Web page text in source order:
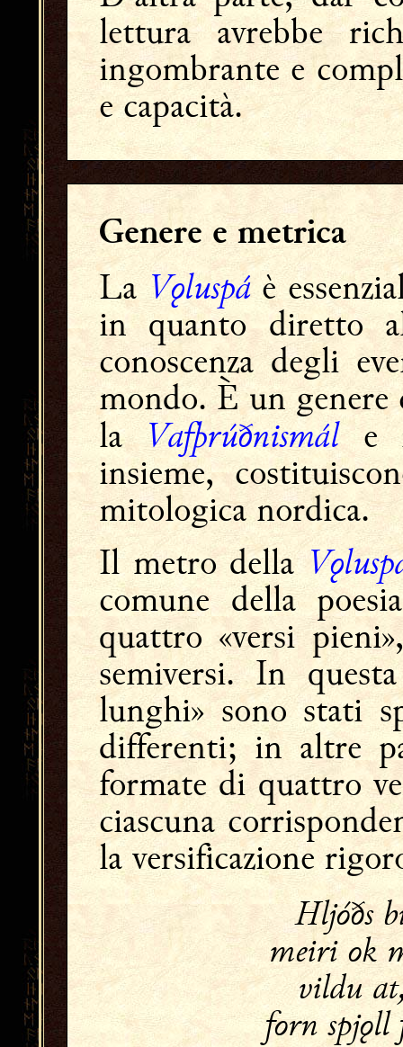
lettura avrebbe
ingombrante e
e capacità.
Genere e metrica
LaVǫluspáè
in quanto diretto
conoscenza degli
mondo. È un
laVafþrúðnismále
insieme,
mitologica nordica.
Il metro della
comune della
quattro «versi
semiversi. In
lunghi» sono stati
differenti; in altre
formate di quattro
ciascuna
la versificazione
meiri
vildu
forn